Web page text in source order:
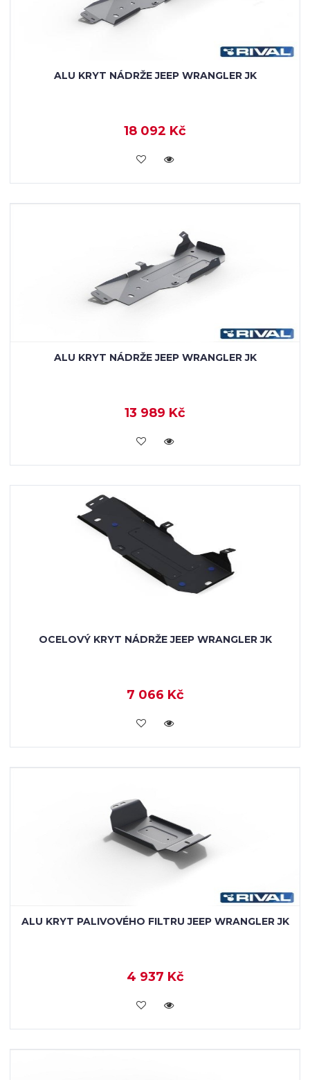
ALU KRYT NÁDRŽE JEEP WRANGLER JK
18 092 Kč
KOUPIT
ALU KRYT NÁDRŽE JEEP WRANGLER JK
13 989 Kč
KOUPIT
OCELOVÝ KRYT NÁDRŽE JEEP WRANGLER JK
7 066 Kč
KOUPIT
ALU KRYT PALIVOVÉHO FILTRU JEEP WRANGLER JK
4 937 Kč
KOUPIT